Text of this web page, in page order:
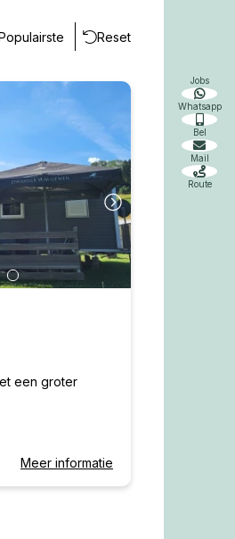
Jobs
Whatsapp
Bel
Mail
Route
Reset
een groter
Meer informatie